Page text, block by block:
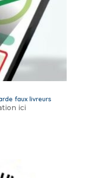
faux livreurs
ici